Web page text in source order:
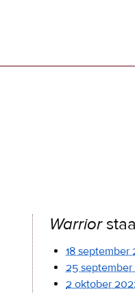
Warrior
18 september
25
2 oktober